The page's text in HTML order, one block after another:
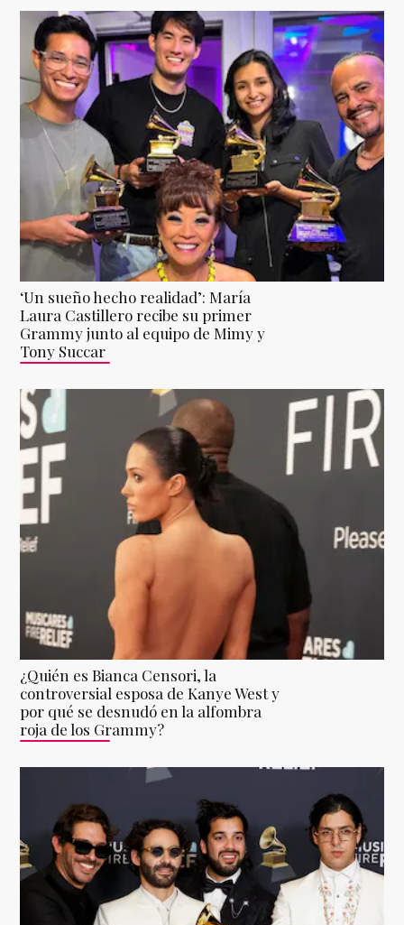
‘Un sueño hecho realidad’: María
Laura Castillero recibe su primer
Grammy junto al equipo de Mimy y
Tony Succar
¿Quién es Bianca Censori, la
controversial esposa de Kanye West y
por qué se desnudó en la alfombra
roja de los Grammy?